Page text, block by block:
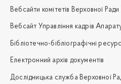
Вебсайти комітетів Верховної Ради
Вебсайт Управління кадрів
Бібліотечно-бібліографічні
Електронний архів документів
Дослідницька служба Верховної